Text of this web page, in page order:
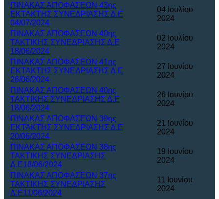
ΠΙΝΑΚΑΣ ΑΠΟΦΑΣΕΩΝ 43ης
ΕΚΤΑΚΤΗΣ ΣΥΝΕΔΡΙΑΣΗΣ Δ.Ε
04/07/2024
04 Ιουλίου
2024
ΠΙΝΑΚΑΣ ΑΠΟΦΑΣΕΩΝ 40ης
ΤΑΚΤΙΚΗΣ ΣΥΝΕΔΡΙΑΣΗΣ Δ.Ε
18/06/2024
02 Ιουλίου
2024
ΠΙΝΑΚΑΣ ΑΠΟΦΑΣΕΩΝ 41ης
ΕΚΤΑΚΤΗΣ ΣΥΝΕΔΡΙΑΣΗΣ Δ.Ε
26/06/2024
27 Ιουνίου
2024
ΠΙΝΑΚΑΣ ΑΠΟΦΑΣΕΩΝ 40ης
ΤΑΚΤΙΚΗΣ ΣΥΝΕΔΡΙΑΣΗΣ Δ.Ε
18/06/2024
26 Ιουνίου
2024
ΠΙΝΑΚΑΣ ΑΠΟΦΑΣΕΩΝ 39ης
ΕΚΤΑΚΤΗΣ ΣΥΝΕΔΡΙΑΣΗΣ Δ.Ε
20/06/2024
21 Ιουνίου
2024
ΠΙΝΑΚΑΣ ΑΠΟΦΑΣΕΩΝ 38ης
ΤΑΚΤΙΚΗΣ ΣΥΝΕΔΡΙΑΣΗΣ
Δ.Ε18/06/2024
19 Ιουνίου
2024
ΠΙΝΑΚΑΣ ΑΠΟΦΑΣΕΩΝ 37ης
ΤΑΚΤΙΚΗΣ ΣΥΝΕΔΡΙΑΣΗΣ
Δ.Ε11/06/2024
11 Ιουνίου
2024